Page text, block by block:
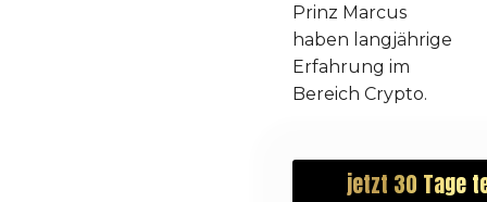
Prinz Marcus
haben langjährige
Erfahrung im
Bereich Crypto.
jetzt 30 Tage